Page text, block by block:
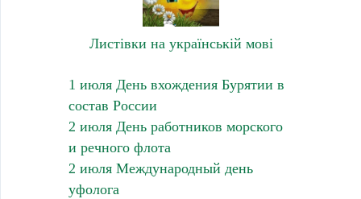
Листівки на українській мові
1 июля День вхождения Бурятии в
состав России
2 июля День работников морского
и речного флота
2 июля Международный день
уфолога